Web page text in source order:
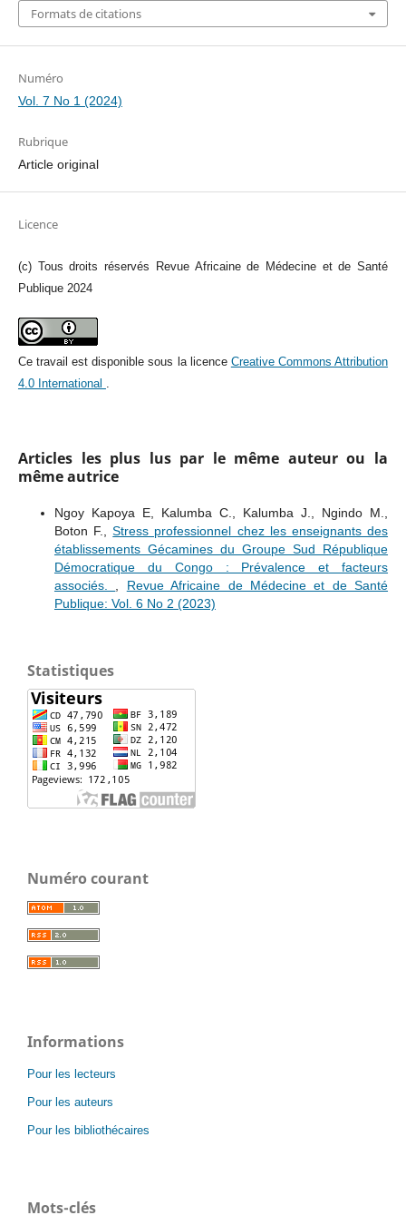
Formats de citations
Numéro
Vol. 7 No 1 (2024)
Rubrique
Article original
Licence
(c) Tous droits réservés Revue Africaine de Médecine et de Santé
Publique 2024
Ce travail est disponible sous la licence Creative Commons Attribution
4.0 International .
Articles les plus lus par le même auteur ou la
même autrice
Ngoy Kapoya E, Kalumba C., Kalumba J., Ngindo M.,
Boton F.,Stress professionnel chez les enseignants des
établissements Gécamines du Groupe Sud République
Démocratique du Congo : Prévalence et facteurs
associés. , Revue Africaine de Médecine et de Santé
Publique: Vol. 6 No 2 (2023)
Statistiques
Numéro courant
Informations
Pour les lecteurs
Pour les auteurs
Pour les bibliothécaires
Mots-clés